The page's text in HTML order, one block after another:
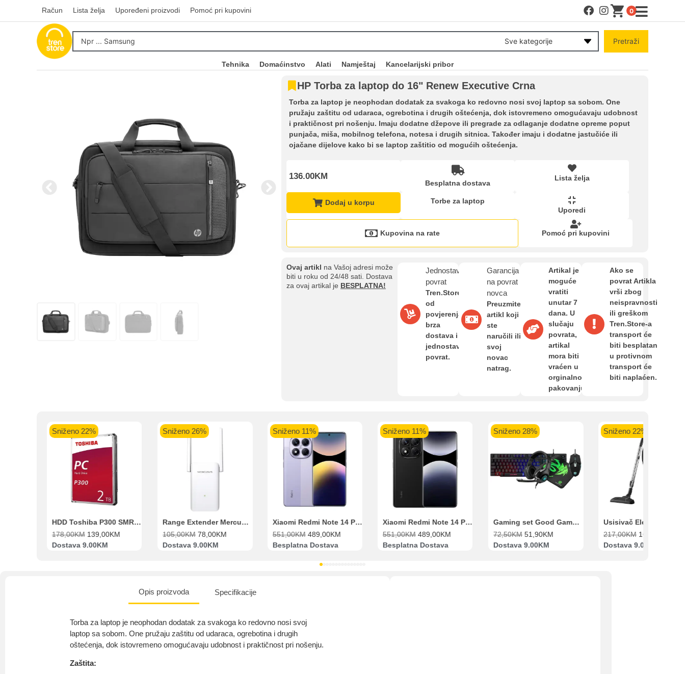
Račun Lista želja Upoređeni proizvodi Pomoć pri kupovini 0
Sve kategorije Pretraži
Tehnika Domaćinstvo Alati Namještaj Kancelarijski pribor
HP Torba za laptop do 16" Renew Executive Crna
Torba za laptop je neophodan dodatak za svakoga ko redovno nosi svoj laptop sa sobom. One
pružaju zaštitu od udaraca, ogrebotina i drugih oštećenja, dok istovremeno omogućavaju udobnost
i praktičnost pri nošenju. Imaju dodatne džepove ili pregrade za odlaganje dodatne opreme poput
punjača, miša, mobilnog telefona, notesa i drugih sitnica. Također imaju i dodatne jastučiće ili
ojačane dijelove kako bi se laptop zaštitio od mogućih oštećenja.
136.00KM
Besplatna dostava
Lista želja
Dodaj u korpu
Torbe za laptop
Uporedi
Kupovina na rate Pomoć pri kupovini
Ovaj artikl na Vašoj adresi može
biti u roku od 24/48 sati. Dostava
za ovaj artikal je BESPLATNA!
Jednostavan
povrat
Tren.Store
od
povjerenja,
brza
dostava i
jednostavan
povrat.
Garancija
na povrat
novca
Preuzmite
artikl koji
ste
naručili ili
svoj
novac
natrag.
Artikal je
moguće
vratiti
unutar 7
dana. U
slučaju
povrata,
artikal
mora biti
vraćen u
orginalnom
pakovanju.
Ako se
povrat Artikla
vrši zbog
neispravnosti
ili greškom
Tren.Store-a
transport će
biti besplatan
u protivnom
transport će
biti naplaćen.
Sniženo 22%
HDD Toshiba P300 SMR 3.5″ 2TB SATA III
178,00KM 139,00KM
Dostava 9.00KM
Sniženo 26%
Range Extender Mercusys AX3000 ME80X Wi-Fi 6
105,00KM 78,00KM
Dostava 9.00KM
Sniženo 11%
Xiaomi Redmi Note 14 Pro 8GB 256GB Ljubičasti
551,00KM 489,00KM
Besplatna Dostava
Sniženo 11%
Xiaomi Redmi Note 14 Pro 8GB 256GB Crni
551,00KM 489,00KM
Besplatna Dostava
Sniženo 28%
Gaming set Good Game Tastatura, Miš, Slušalice i podloga za miš
72,50KM 51,90KM
Dostava 9.00KM
Sniženo 22%
217,00KM 169,00
Dostava 9.00KM
Opis proizvoda Specifikacije
Torba za laptop je neophodan dodatak za svakoga ko redovno nosi svoj
laptop sa sobom. One pružaju zaštitu od udaraca, ogrebotina i drugih
oštećenja, dok istovremeno omogućavaju udobnost i praktičnost pri nošenju.
Zaštita:
Račun
Kupovina na rate
Upoređeni proizvodi
Zahtjev za reklamaciju
Informacije o dostavi
O nama
Privatnost kupca
Uvjeti i odredbe
Kupovinu na rate možete obaviti ukoliko posjedujete jednu od slikovito prikazanih kartica ispod.
VISA Platinum do 12
VISA Inspire do 12 rata
MasterCard Obročna
do 24 rate
Obročna do 24 rate
MasterCard
Shop'n'Fun do 36 rata
Magic Card do 36 rata
Pomoć pri kupovini
Bit će uračunati bankarski troškovi u iznosi od 3.5%